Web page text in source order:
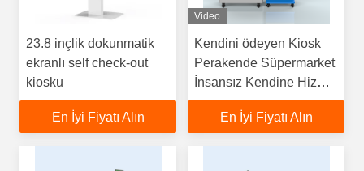
23.8 inçlik dokunmatik
ekranlı self check-out
kiosku
En İyi Fiyatı Alın
Video
Kendini ödeyen Kiosk
Perakende Süpermarket
İnsansız Kendine Hizmet
Ödemesi Kiosku
En İyi Fiyatı Alın